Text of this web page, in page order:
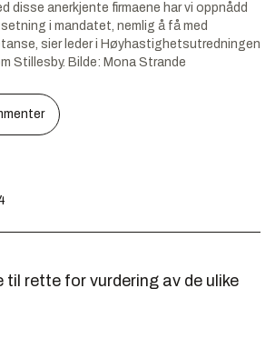
disse anerkjente firmaene har vi oppnådd
i mandatet, nemlig å få med
sier leder i Høyhastighetsutredningen
Stillesby. Bilde: Mona Strande
til rette for vurdering av de ulike